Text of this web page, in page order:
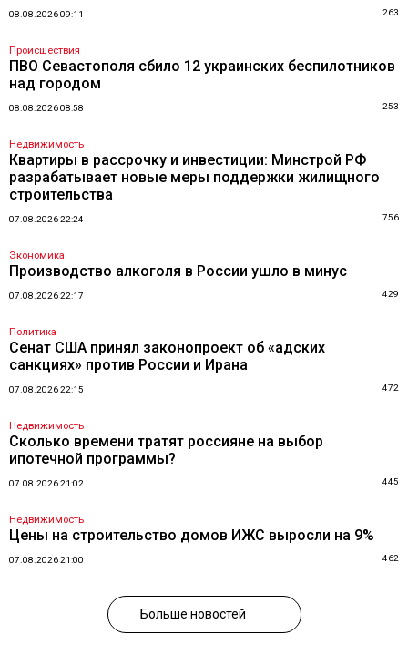
08.08.2026 09:11 263
Происшествия
ПВО Севастополя сбило 12 украинских беспилотников
над городом
08.08.2026 08:58 253
Недвижимость
Квартиры в рассрочку и инвестиции: Минстрой РФ
разрабатывает новые меры поддержки жилищного
строительства
07.08.2026 22:24 756
Экономика
Производство алкоголя в России ушло в минус
07.08.2026 22:17 429
Политика
Сенат США принял законопроект об «адских
санкциях» против России и Ирана
07.08.2026 22:15 472
Недвижимость
Сколько времени тратят россияне на выбор
ипотечной программы?
07.08.2026 21:02 445
Недвижимость
Цены на строительство домов ИЖС выросли на 9%
07.08.2026 21:00 462
Больше новостей